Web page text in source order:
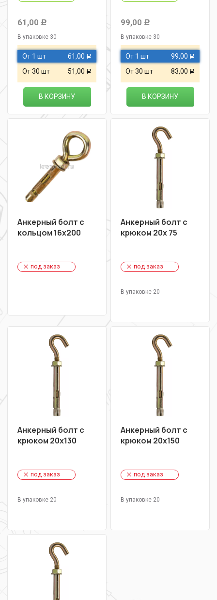
61,00 Р
В упаковке 30
От 1 шт 61,00 Р
От 30 шт 51,00 Р
В КОРЗИНУ
99,00 Р
В упаковке 30
От 1 шт 99,00 Р
От 30 шт 83,00 Р
В КОРЗИНУ
Анкерный болт с
кольцом 16х200
под заказ
Анкерный болт с
крюком 20х 75
под заказ
В упаковке 20
Анкерный болт с
крюком 20х130
под заказ
В упаковке 20
Анкерный болт с
крюком 20х150
под заказ
В упаковке 20